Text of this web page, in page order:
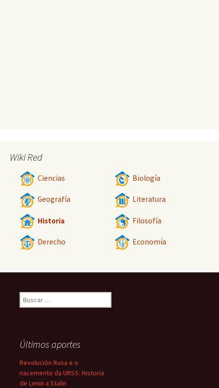
Wiki Red
Ciencias Biología
Geografía Literatura
Historia Filosofía
Derecho Economía
Buscar:
Últimos aportes
Revolución Rusa e o
nacemento da URSS: Historia
de Lenin a Stalin